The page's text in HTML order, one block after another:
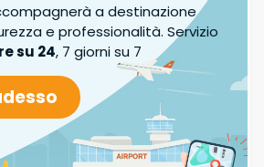
a destinazione
e professionalità. Servizio
su 24, 7 giorni su 7